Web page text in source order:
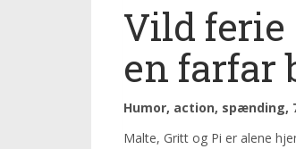
Vild
en farfar
Humor, action, spænding,
Malte, Gritt og Pi er alene